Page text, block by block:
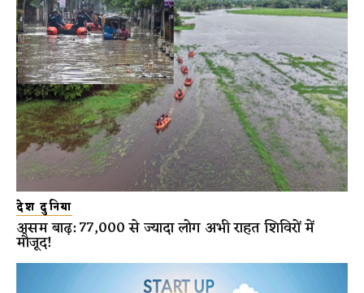
देश दुनिया
असम बाढ़: 77,000 से ज्यादा लोग अभी राहत शिविरों में
मौजूद!